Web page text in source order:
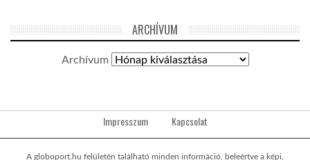
ARCHÍVUM
Archívum
Impresszum Kapcsolat
A globoport.hu felületén található minden információ, beleértve a képi,